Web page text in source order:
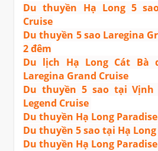
Du thuyền Hạ Long 5
Cruise
Du thuyền 5 sao Laregina
2 đêm
Du lịch Hạ Long Cát Bà
Laregina Grand Cruise
Du thuyền 5 sao tại Vịnh
Legend Cruise
Du thuyền Hạ Long
Du thuyền 5 sao tại Hạ
Du thuyền Hạ Long